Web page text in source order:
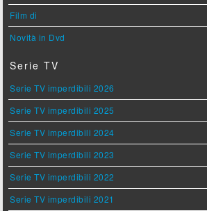
Film di
Novità in Dvd
Serie TV
Serie TV imperdibili 2026
Serie TV imperdibili 2025
Serie TV imperdibili 2024
Serie TV imperdibili 2023
Serie TV imperdibili 2022
Serie TV imperdibili 2021